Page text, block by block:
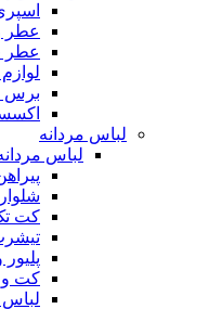
عطر
عطر
برس
لباس مردانه
لباس
کت
کت و
لباس